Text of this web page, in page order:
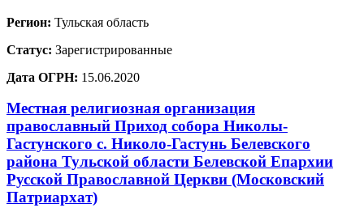
Регион: Тульская область
Статус: Зарегистрированные
Дата ОГРН: 15.06.2020
Местная религиозная организация
православный Приход собора Николы-
Гастунского с. Николо-Гастунь Белевского
района Тульской области Белевской Епархии
Русской Православной Церкви (Московский
Патриархат)